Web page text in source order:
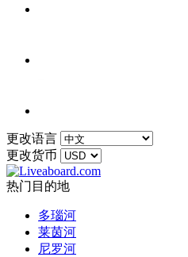
更改语言
更改货币
热门目的地
多瑙河
莱茵河
尼罗河